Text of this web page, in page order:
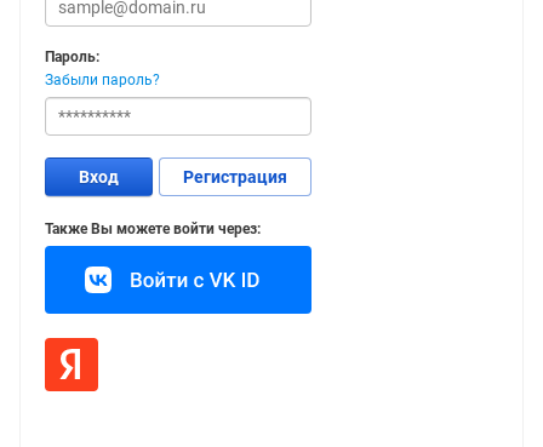
Пароль:
Забыли пароль?
Регистрация
Вход
Также Вы можете войти через: